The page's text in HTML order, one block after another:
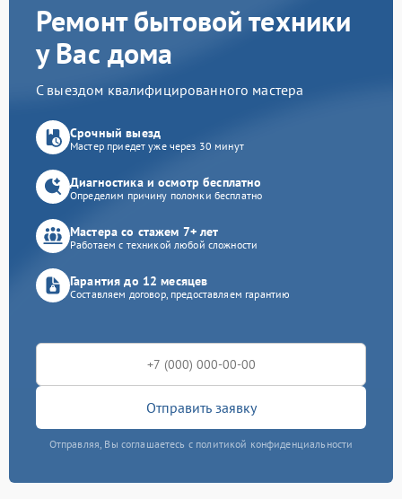
Ремонт бытовой техники
у Вас дома
С выездом квалифицированного мастера
Срочный выезд
Мастер приедет уже через 30 минут
Диагностика и осмотр бесплатно
Определим причину поломки бесплатно
Мастера со стажем 7+ лет
Работаем с техникой любой сложности
Гарантия до 12 месяцев
Составляем договор, предоставляем гарантию
Отправить заявку
Отправляя, Вы соглашаетесь с политикой конфиденциальности